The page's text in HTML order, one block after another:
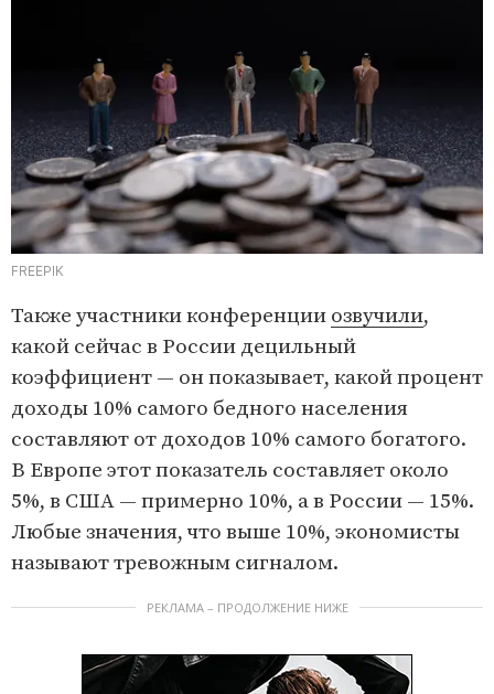
FREEPIK
Также участники конференции озвучили,
какой сейчас в России децильный
коэффициент — он показывает, какой процент
доходы 10% самого бедного населения
составляют от доходов 10% самого богатого.
В Европе этот показатель составляет около
5%, в США — примерно 10%, а в России — 15%.
Любые значения, что выше 10%, экономисты
называют тревожным сигналом.
РЕКЛАМА – ПРОДОЛЖЕНИЕ НИЖЕ